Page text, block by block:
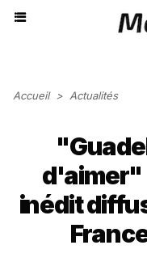
Accueil > Actualités
d'aimer"
inédit